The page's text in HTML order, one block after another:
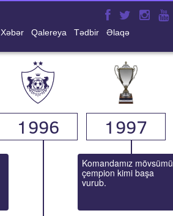
Xəbər Qalereya Tədbir
Əlaqə
1996 1997
Komandamız mövsümü
çempion kimi başa
vurub.